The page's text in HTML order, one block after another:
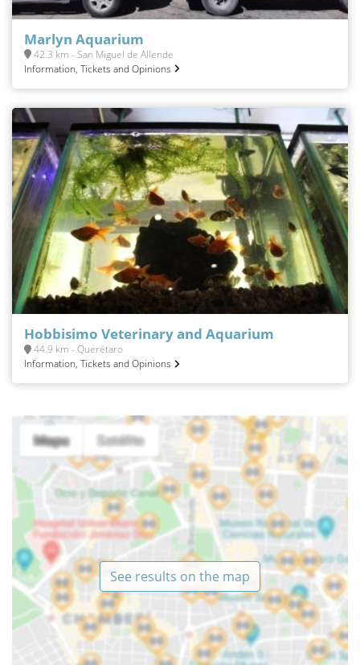
Marlyn Aquarium
42.3 km - San Miguel de Allende
Information, Tickets and Opinions
Hobbisimo Veterinary and Aquarium
44.9 km - Querétaro
Information, Tickets and Opinions
See results on the map